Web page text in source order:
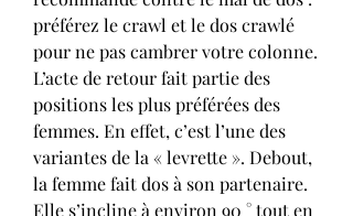
préférez le crawl et le dos crawlé
pour ne pas cambrer votre colonne.
L’acte de retour fait partie des
positions les plus préférées des
femmes. En effet, c’est l’une des
variantes de la « levrette ». Debout,
la femme fait dos à son partenaire.
Elle s’incline à environ 90 ° tout en